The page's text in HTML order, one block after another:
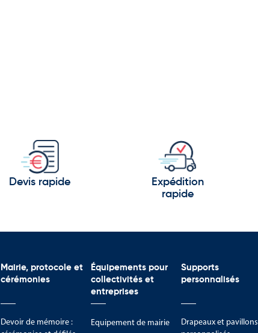
Devis rapide
Expédition
rapide
Mairie, protocole et
cérémonies
Devoir de mémoire :
Équipements pour
collectivités et
entreprises
Equipement de mairie
Supports
personnalisés
Drapeaux et pavillons